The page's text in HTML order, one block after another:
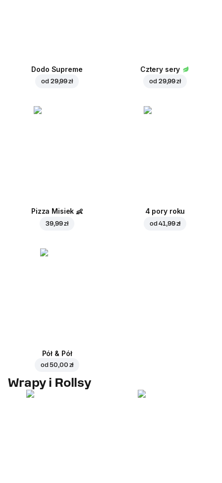
Dodo Supreme
od 29,99 zł
Cztery sery
od 29,99 zł
Pizza Misiek 👶
39,99 zł
4 pory roku
od41,99 zł
Pół & Pół
od50,00 zł
Wrapy i Rollsy